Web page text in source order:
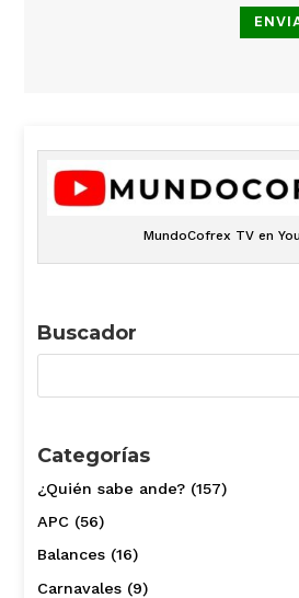
MundoCofrex TV en
Buscador
Categorías
¿Quién sabe ande?(157)
APC(56)
Balances(16)
Carnavales(9)